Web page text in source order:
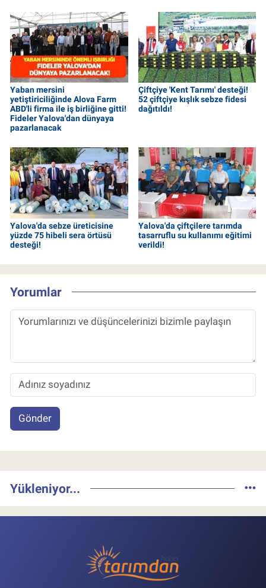
Yaban mersini
yetiştiriciliğinde Alova Farm
ABD'li firma ile iş birliğine gitti!
Fideler Yalova'dan dünyaya
pazarlanacak
Çiftçiye 'Kent Tarımı' desteği!
52 çiftçiye kışlık sebze fidesi
dağıtıldı!
Yalova'da sebze üreticisine
yüzde 75 hibeli sera örtüsü
desteği!
Yalova'da çiftçilere tarımda
tasarruflu su kullanımı eğitimi
verildi!
Yorumlar
Gönder
Yükleniyor...